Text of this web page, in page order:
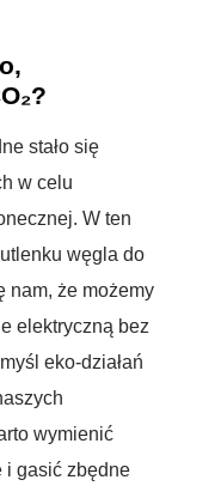
stało się
w celu
W ten
węgla do
nam, że możemy
elektryczną bez
eko-działań
wymienić
i gasić zbędne